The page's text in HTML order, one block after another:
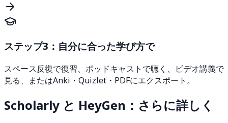
ステップ3：自分に合った学び方で
スペース反復で復習、ポッドキャストで聴く、ビデオ講義で
見る、またはAnki・Quizlet・PDFにエクスポート。
Scholarly と HeyGen：さらに詳しく